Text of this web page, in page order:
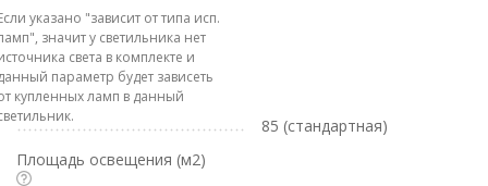
указано "зависит от типа исп.
значит у светильника нет
света в комплекте и
параметр будет зависеть
купленных ламп в данный
85 (стандартная)
Площадь освещения (м2)